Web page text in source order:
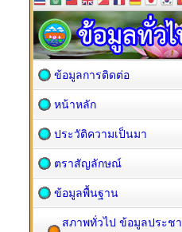
ข้อมูลการติดต่อ
หน้าหลัก
ประวัติความเป็นมา
ตราสัญลักษณ์
ข้อมูลพื้นฐาน
สภาพทั่วไป ข้อมูลประชา